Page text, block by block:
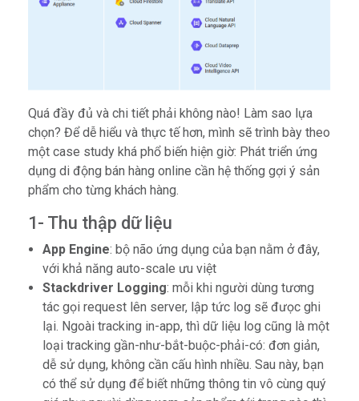
Quá đầy đủ và chi tiết phải không nào! Làm sao lựa
chọn? Để dễ hiểu và thực tế hơn, mình sẽ trình bày theo
một case study khá phổ biến hiện giờ: Phát triển ứng
dụng di động bán hàng online cần hệ thống gợi ý sản
phẩm cho từng khách hàng.
1- Thu thập dữ liệu
App Engine: bộ não ứng dụng của bạn nằm ở đây,
với khả năng auto-scale ưu việt
Stackdriver Logging: mỗi khi người dùng tương
tác gọi request lên server, lập tức log sẽ đưọc ghi
lại. Ngoài tracking in-app, thì dữ liệu log cũng là một
loại tracking gần-như-bắt-buộc-phải-có: đơn giản,
dễ sử dụng, không cần cấu hình nhiều. Sau này, bạn
có thể sử dụng để biết những thông tin vô cùng quý